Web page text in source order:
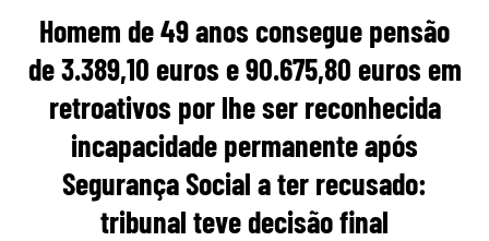
Homem de 49 anos consegue pensão
de 3.389,10 euros e 90.675,80 euros em
retroativos por lhe ser reconhecida
incapacidade permanente após
Segurança Social a ter recusado:
tribunal teve decisão final